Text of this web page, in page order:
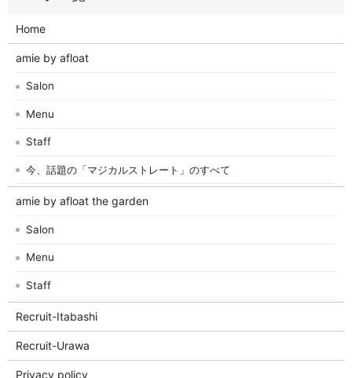
Home
amie by afloat
Salon
Menu
Staff
今、話題の「マジカルストレート」のすべて
amie by afloat the garden
Salon
Menu
Staff
Recruit-Itabashi
Recruit-Urawa
Privacy policy